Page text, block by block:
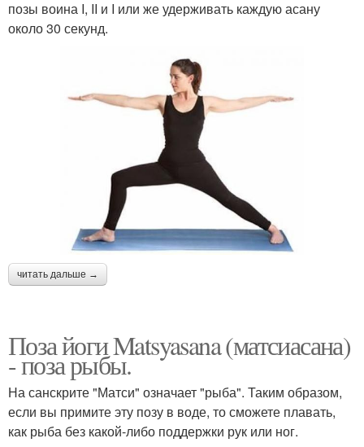
позы воина I, II и I или же удерживать каждую асану
около 30 секунд.
читать дальше →
Поза йоги Matsyasana (матсиасана)
- поза рыбы.
На санскрите "Матси" означает "рыба". Таким образом,
если вы примите эту позу в воде, то сможете плавать,
как рыба без какой-либо поддержки рук или ног.